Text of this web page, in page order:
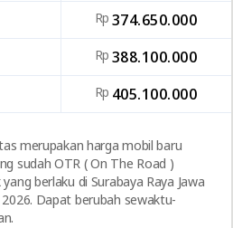
Rp 374.650.000
Rp 388.100.000
Rp 405.100.000
merupakan harga mobil baru
sudah OTR ( On The Road )
berlaku di Surabaya Raya Jawa
Dapat berubah sewaktu-